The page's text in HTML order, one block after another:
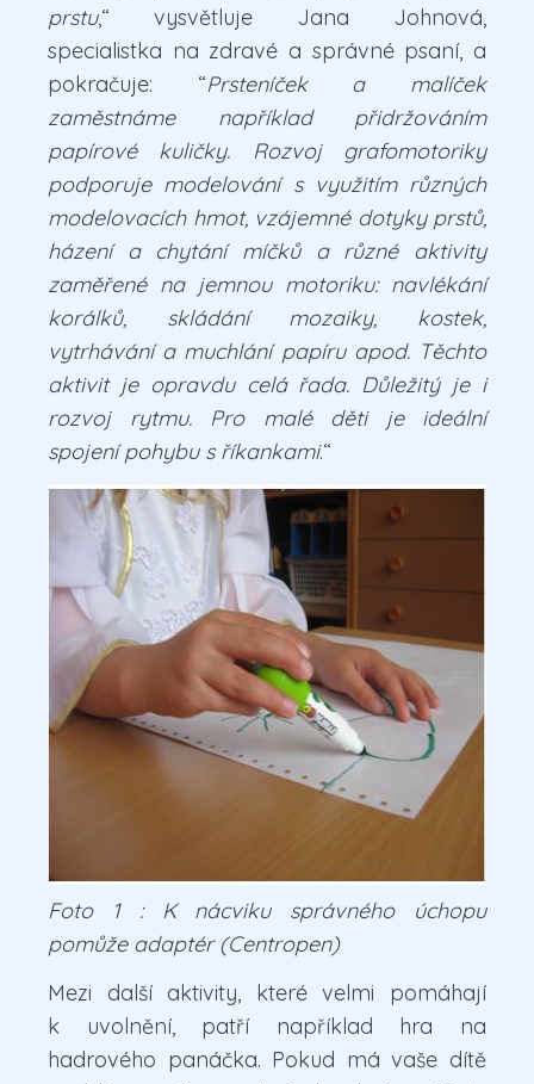
prstu,“ vysvětluje Jana Johnová,
specialistka na zdravé a správné psaní, a
pokračuje: “Prsteníček a malíček
zaměstnáme například přidržováním
papírové kuličky. Rozvoj grafomotoriky
podporuje modelování s využitím různých
modelovacích hmot, vzájemné dotyky prstů,
házení a chytání míčků a různé aktivity
zaměřené na jemnou motoriku: navlékání
korálků, skládání mozaiky, kostek,
vytrhávání a muchlání papíru apod. Těchto
aktivit je opravdu celá řada. Důležitý je i
rozvoj rytmu. Pro malé děti je ideální
spojení pohybu s říkankami.“
Foto 1 : K nácviku správného úchopu
pomůže adaptér (Centropen)
Mezi další aktivity, které velmi pomáhají
k uvolnění, patří například hra na
hadrového panáčka. Pokud má vaše dítě